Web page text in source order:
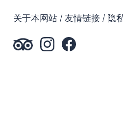
关于本网站 友情链接 隐